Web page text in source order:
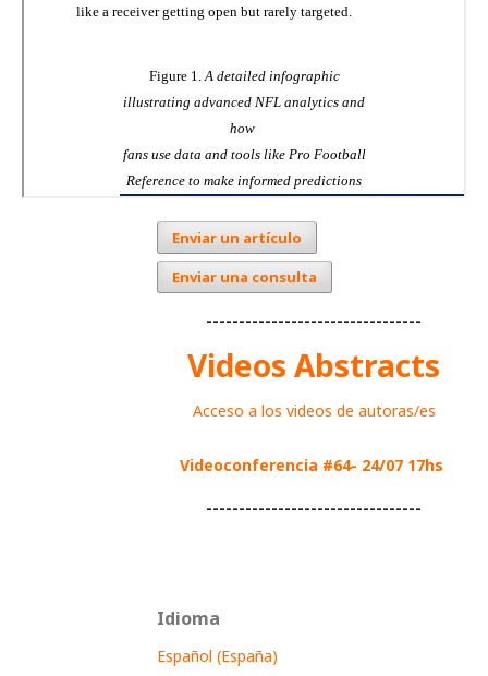
Enviar un artículo
Enviar una consulta
---------------------------------
Videos Abstracts
Acceso a los videos de autoras/es
Videoconferencia #64- 24/07 17hs
---------------------------------
Idioma
Español (España)